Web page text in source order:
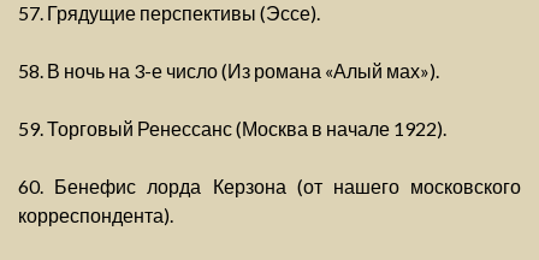
57. Грядущие перспективы (Эссе).
58. В ночь на 3-е число (Из романа «Алый мах»).
59. Торговый Ренессанс (Москва в начале 1922).
60. Бенефис лорда Керзона (от нашего московского
корреспондента).